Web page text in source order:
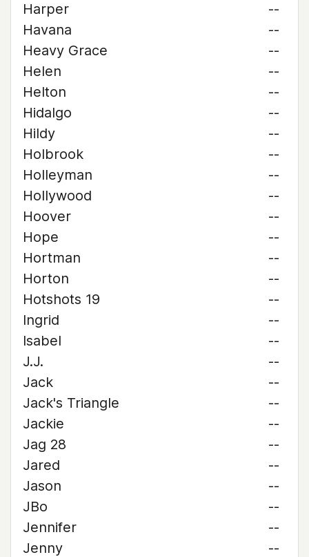
Harper
--
Havana
--
Heavy Grace
--
Helen
--
Helton
--
Hidalgo
--
Hildy
--
Holbrook
--
Holleyman
--
Hollywood
--
Hoover
--
Hope
--
Hortman
--
Horton
--
Hotshots 19
--
Ingrid
--
Isabel
--
J.J.
--
Jack
--
Jack's Triangle
--
Jackie
--
Jag 28
--
Jared
--
Jason
--
JBo
--
Jennifer
--
Jenny
--